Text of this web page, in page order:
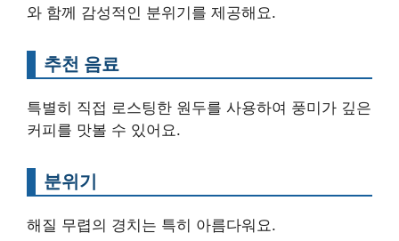
와 함께 감성적인 분위기를 제공해요.
추천 음료
특별히 직접 로스팅한 원두를 사용하여 풍미가 깊은
커피를 맛볼 수 있어요.
분위기
해질 무렵의 경치는 특히 아름다워요.